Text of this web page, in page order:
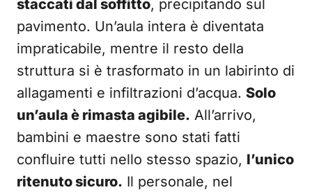
staccati dal soffitto, precipitando sul
pavimento. Un’aula intera è diventata
impraticabile, mentre il resto della
struttura si è trasformato in un labirinto di
allagamenti e infiltrazioni d’acqua. Solo
un’aula è rimasta agibile. All’arrivo,
bambini e maestre sono stati fatti
confluire tutti nello stesso spazio, l’unico
ritenuto sicuro. Il personale, nel